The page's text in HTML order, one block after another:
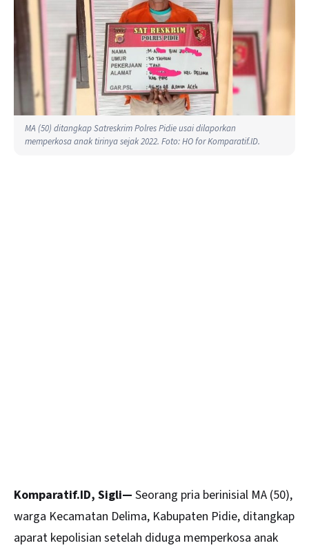
MA (50) ditangkap Satreskrim Polres Pidie usai dilaporkan
memperkosa anak tirinya sejak 2022. Foto: HO for Komparatif.ID.
Komparatif.ID, Sigli— Seorang pria berinisial MA (50),
warga Kecamatan Delima, Kabupaten Pidie, ditangkap
aparat kepolisian setelah diduga memperkosa anak